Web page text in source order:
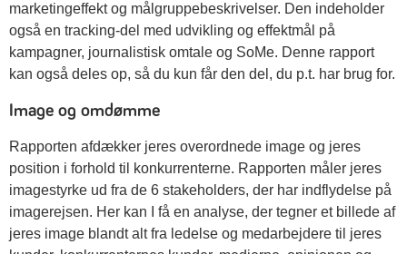
marketingeffekt og målgruppebeskrivelser. Den indeholder
også en tracking-del med udvikling og effektmål på
kampagner, journalistisk omtale og SoMe. Denne rapport
kan også deles op, så du kun får den del, du p.t. har brug for.
Image og omdømme
Rapporten afdækker jeres overordnede image og jeres
position i forhold til konkurrenterne. Rapporten måler jeres
imagestyrke ud fra de 6 stakeholders, der har indflydelse på
imagerejsen. Her kan I få en analyse, der tegner et billede af
jeres image blandt alt fra ledelse og medarbejdere til jeres